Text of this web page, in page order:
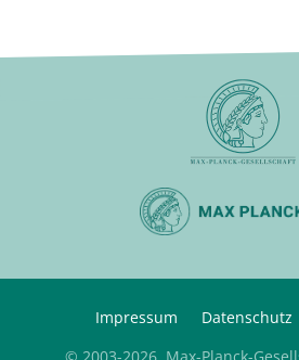
Impressum Datenschutz
© 2003-2026, Max-Planck-